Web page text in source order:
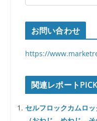
お問い合わせ
https://
関連レポート
セルフロックカムロ